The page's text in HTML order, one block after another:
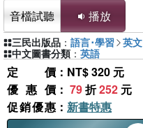
音檔試聽
播放
定價 ：NT$ 320 元
優惠價 ： 79折252 元
促銷優惠 ： 新書特惠
三民出版品 ： 語言･學習 英文
中文圖書分類 ： 英語